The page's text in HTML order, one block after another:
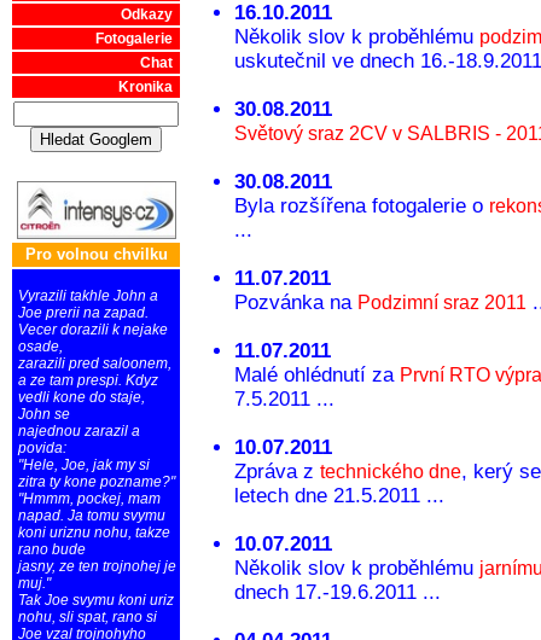
Odkazy
Fotogalerie
Chat
Kronika
Pro volnou chvilku
Vyrazili takhle John a
Joe prerii na zapad.
Vecer dorazili k nejake
osade,
zarazili pred saloonem,
a ze tam prespi. Kdyz
vedli kone do staje,
John se
najednou zarazil a
povida:
"Hele, Joe, jak my si
zitra ty kone pozname?"
"Hmmm, pockej, mam
napad. Ja tomu svymu
koni uriznu nohu, takze
rano bude
jasny, ze ten trojnohej je
muj."
Tak Joe svymu koni uriz
nohu, sli spat, rano si
Joe vzal trojnohyho
16.10.2011
Několik slov k proběhlému
uskutečnil ve dnech 16.-
30.08.2011
Světový sraz 2CV v SALBRIS -
30.08.2011
Byla rozšířena fotogalerie o
...
11.07.2011
Pozvánka na Podzimní sraz 2011
11.07.2011
Malé ohlédnutí za První RTO
7.5.2011 ...
10.07.2011
Zpráva z technického dne, kerý
letech dne 21.5.2011 ...
10.07.2011
Několik slov k proběhlému
dnech 17.-19.6.2011 ...